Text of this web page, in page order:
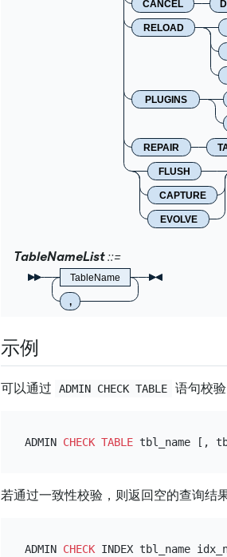
CANCEL
RELOAD
PLUGINS
REPAIR
FLUSH
CAPTURE
EVOLVE
TableNameList
TableName
,
示例
可以通过 ADMIN CHECK TABLE 语句校验
ADMIN CHECK TABLE
若通过一致性校验，则返回空的查询结
ADMIN CHECK